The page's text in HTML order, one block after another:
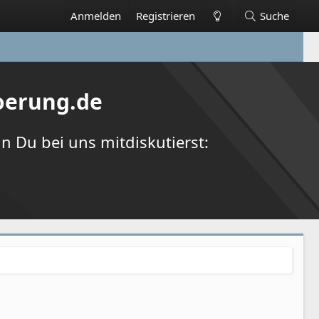
Anmelden Registrieren Suche
Du bei uns mitdiskutierst: